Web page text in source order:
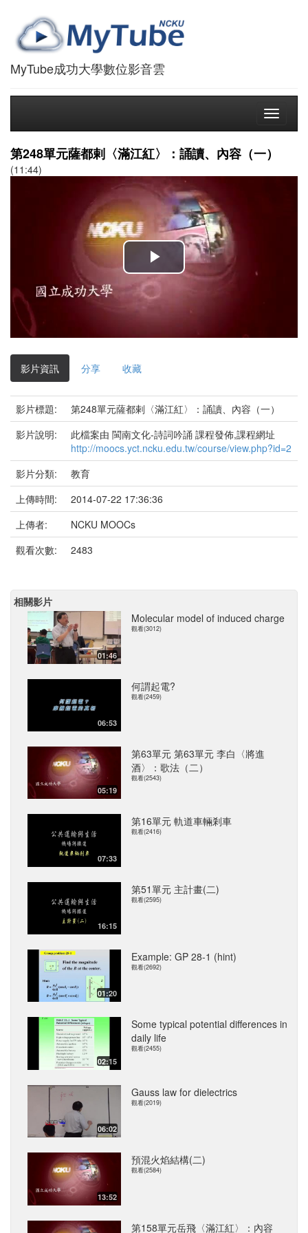
MyTube成功大學數位影音雲
Toggle
第248單元薩都剌〈滿江紅〉：誦讀、內容（一）
(11:44)
播
放
影
影片資訊 分享 收藏
影片標題:
第248單元薩都剌〈滿江紅〉：誦讀、內容（一）
影片說明:
此檔案由 閩南文化-詩詞吟誦 課程發佈,課程網址
http://moocs.yct.ncku.edu.tw/course/view.php?id=2
影片分類:
教育
上傳時間:
2014-07-22 17:36:36
上傳者:
NCKU MOOCs
觀看次數:
2483
相關影片
01:46
Molecular model of induced charge
觀看(3012)
06:53
何謂起電?
觀看(2459)
05:19
第63單元 第63單元 李白〈將進
酒〉：歌法（二）
觀看(2543)
07:33
第16單元 軌道車輛剎車
觀看(2416)
16:15
第51單元 主計畫(二)
觀看(2595)
01:20
Example: GP 28-1 (hint)
觀看(2692)
02:15
Some typical potential differences in
daily life
觀看(2455)
06:02
Gauss law for dielectrics
觀看(2019)
13:52
預混火焰結構(二)
觀看(2584)
第158單元岳飛〈滿江紅〉：內容